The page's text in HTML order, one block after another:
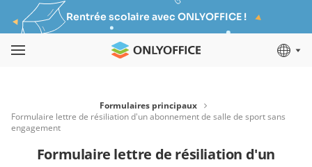
Rentrée scolaire avec ONLYOFFICE !
Formulaires principaux
Formulaire lettre de résiliation d'un abonnement de salle de sport sans
engagement
Formulaire lettre de résiliation d'un